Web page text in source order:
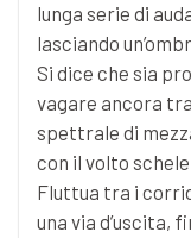
lunga serie di
lasciando
Si dice che sia
vagare ancora
spettrale di
con il volto
Fluttua tra i
una via d’uscita,